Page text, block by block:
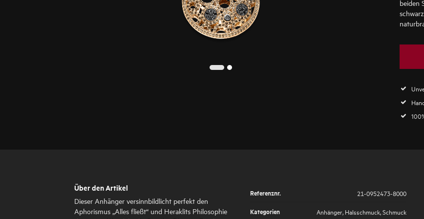
beiden
Über den Artikel
Dieser Anhänger versinnbildlicht perfekt den
Aphorismus „Alles fließt“ und Heraklits Philosophie
Referenznr.
21-0952473-8000
Kategorien
Anhänger Halsschmuck Schmuck